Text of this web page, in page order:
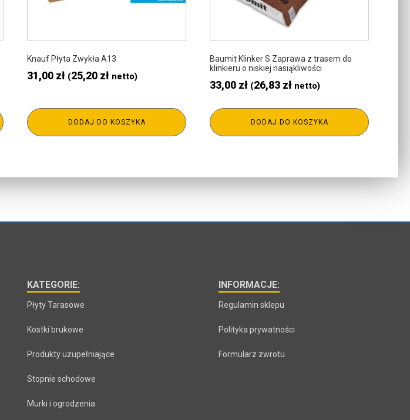
Knauf Płyta Zwykła A13
31,00 zł (25,20 zł netto)
DODAJ DO KOSZYKA
Baumit Klinker S Zaprawa z trasem do
klinkieru o niskiej nasiąkliwości
33,00 zł (26,83 zł netto)
DODAJ DO KOSZYKA
KATEGORIE:
Płyty Tarasowe
Kostki brukowe
Produkty uzupełniające
Stopnie schodowe
Murki i ogrodzenia
INFORMACJE:
Regulamin sklepu
Polityka prywatności
Formularz zwrotu